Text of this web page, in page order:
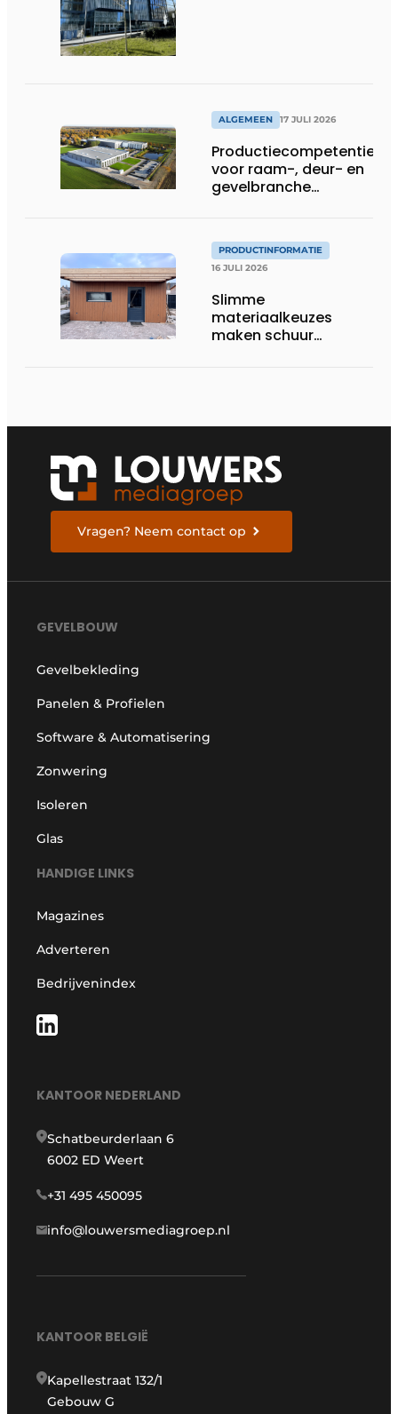
ALGEMEEN 17 JULI 2026
Productiecompetentie
voor raam-, deur- en
gevelbranche
PRODUCTINFORMATIE
16 JULI 2026
Slimme
materiaalkeuzes
maken schuur
Vragen? Neem contact op
GEVELBOUW
Gevelbekleding
Panelen & Profielen
Software & Automatisering
Zonwering
Isoleren
Glas
HANDIGE LINKS
Magazines
Adverteren
Bedrijvenindex
KANTOOR NEDERLAND
Schatbeurderlaan 6
6002 ED Weert
+31 495 450095
info@louwersmediagroep.nl
KANTOOR BELGIË
Kapellestraat 132/1
Gebouw G